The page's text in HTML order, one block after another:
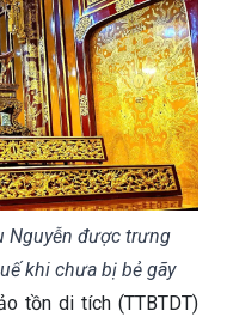
Nguyễn được trưng
khi chưa bị bẻ gãy
tồn di tích (TTBTDT)